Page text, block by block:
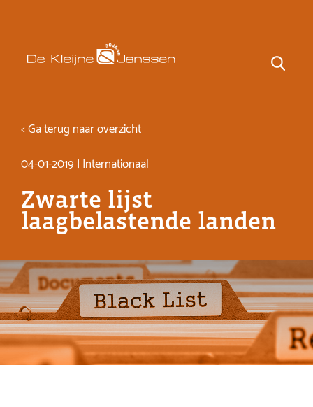
< Ga terug naar overzicht
04-01-2019 | Internationaal
Zwarte lijst
laagbelastende landen